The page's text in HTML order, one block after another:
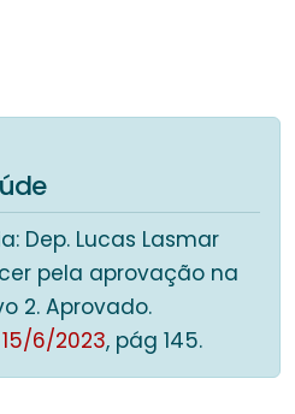
Dep. Lucas Lasmar
pela aprovação na
2. Aprovado.
15/6/2023, pág 145.